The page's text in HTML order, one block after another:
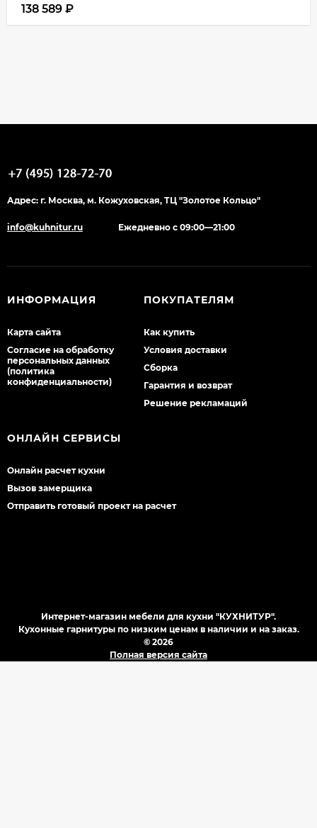
138 589 ₽
Адрес: г. Москва, м. Кожуховская, ТЦ "Золотое Кольцо"
info@kuhnitur.ru Ежедневно с 09:00—21:00
ИНФОРМАЦИЯ
Карта сайта
Согласие на обработку
персональных данных
(политика
конфиденциальности)
ПОКУПАТЕЛЯМ
Как купить
Условия доставки
Сборка
Гарантия и возврат
Решение рекламаций
ОНЛАЙН СЕРВИСЫ
Онлайн расчет кухни
Вызов замерщика
Отправить готовый проект на расчет
Интернет-магазин мебели для кухни "КУХНИТУР".
Кухонные гарнитуры по низким ценам в наличии и на заказ.
© 2026
Полная версия сайта